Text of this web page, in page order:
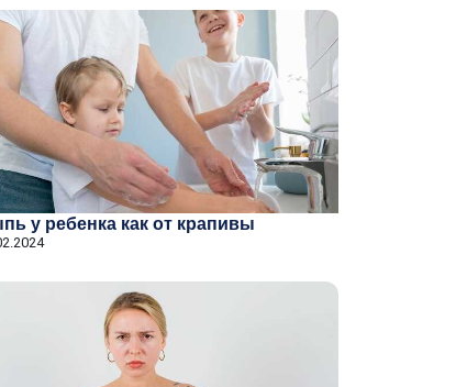
у ребенка как от крапивы